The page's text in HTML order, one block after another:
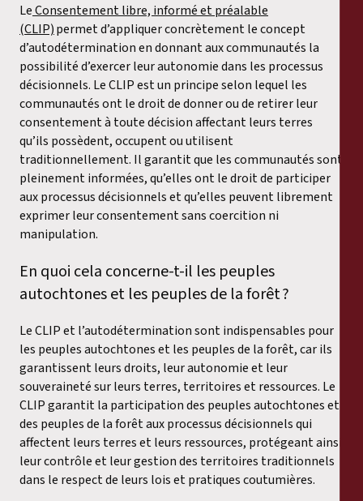
LeConsentement libre, informé et préalable
(CLIP)permet d’appliquer concrètement le concept
d’autodétermination en donnant aux communautés la
possibilité d’exercer leur autonomie dans les processus
décisionnels. Le CLIP est un principe selon lequel les
communautés ont le droit de donner ou de retirer leur
consentement à toute décision affectant leurs terres
qu’ils possèdent, occupent ou utilisent
traditionnellement. Il garantit que les communautés sont
pleinement informées, qu’elles ont le droit de participer
aux processus décisionnels et qu’elles peuvent librement
exprimer leur consentement sans coercition ni
manipulation.
En quoi cela concerne-t-il les peuples
autochtones et les peuples de la forêt ?
Le CLIP et l’autodétermination sont indispensables pour
les peuples autochtones et les peuples de la forêt, car ils
garantissent leurs droits, leur autonomie et leur
souveraineté sur leurs terres, territoires et ressources. Le
CLIP garantit la participation des peuples autochtones et
des peuples de la forêt aux processus décisionnels qui
affectent leurs terres et leurs ressources, protégeant ainsi
leur contrôle et leur gestion des territoires traditionnels
dans le respect de leurs lois et pratiques coutumières.